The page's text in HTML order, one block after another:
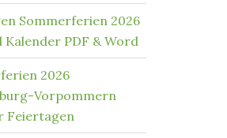
Sommerferien 2026
Kalender PDF & Word
2026
Vorpommern
Feiertagen